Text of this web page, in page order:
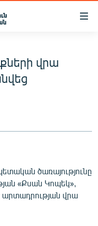
վրա
ծառայությունը
«Քսան Կոպեկ»,
վրա